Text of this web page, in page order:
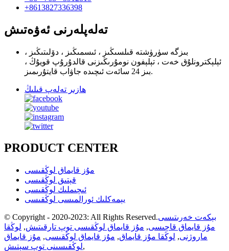
+8613827336398
تەلەپلەرنى ئەۋەتىش
بىزگە سۈرۈشتە قىلسىڭىز ، ئىسمىڭىز ، دۆلىتىڭىز ،
ئېلېكترونلۇق خەت ، تېلېفون نومۇرىڭىزنى قالدۇرۇپ قويۇڭ ،
بىز 24 سائەت ئىچىدە جاۋاب قايتۇرىمىز.
ھازىر تەلەپ قىلىڭ
PRODUCT CENTER
مۇز قايماق لوڭقىسى
قېتىق لوڭقىسى
ئىچىملىك ​​لوڭقىسى
يېمەكلىك ئورالمىسى لوڭقىسى
© Copyright - 2020-2023: All Rights Reserved.بېكەت خەرىتىسى
مۇز قايماق قاچىسى, مۇز قايماق لوڭقىسى توپ تارقىتىش, لوڭقا
ماروژنى, لوڭقا مۇز قايماق, مۇز قايماق لوڭقىسى, مۇز قايماق
لوڭقىسىنى توپ سېتىش,